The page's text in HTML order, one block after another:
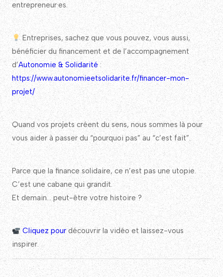
entrepreneur·es.
Entreprises, sachez que vous pouvez, vous aussi,
bénéficier du financement et de l’accompagnement
d’Autonomie & Solidarité:
https://www.autonomieetsolidarite.fr/financer-mon-
projet/
Quand vos projets créent du sens, nous sommes là pour
vous aider à passer du “pourquoi pas” au “c’est fait”.
Parce que la finance solidaire, ce n’est pas une utopie.
C’est une cabane qui grandit.
Et demain… peut-être votre histoire ?
Cliquez pourdécouvrir la vidéo et laissez-vous
inspirer.